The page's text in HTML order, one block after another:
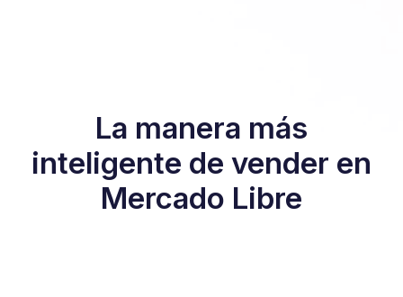
La manera más
inteligente de vender en
Mercado Libre